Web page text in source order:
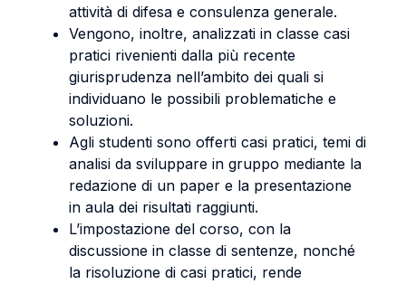
attività di difesa e consulenza generale.
Vengono, inoltre, analizzati in classe casi
pratici rivenienti dalla più recente
giurisprudenza nell’ambito dei quali si
individuano le possibili problematiche e
soluzioni.
Agli studenti sono offerti casi pratici, temi di
analisi da sviluppare in gruppo mediante la
redazione di un paper e la presentazione
in aula dei risultati raggiunti.
L’impostazione del corso, con la
discussione in classe di sentenze, nonché
la risoluzione di casi pratici, rende